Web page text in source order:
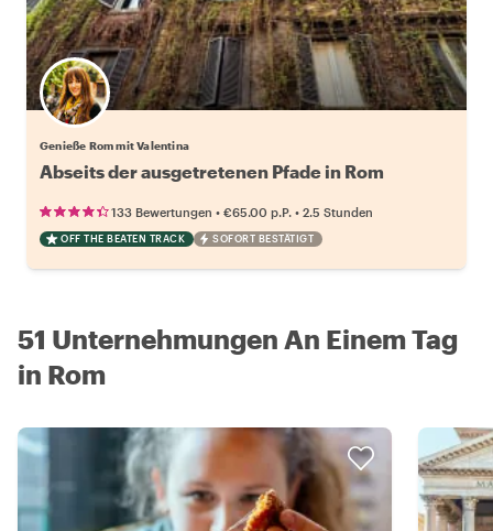
Genieße Rom mit Valentina
Abseits der ausgetretenen Pfade in Rom
133 Bewertungen • €65.00 p.P. • 2.5 Stunden
OFF THE BEATEN TRACK SOFORT BESTÄTIGT
51 Unternehmungen An Einem Tag
in Rom